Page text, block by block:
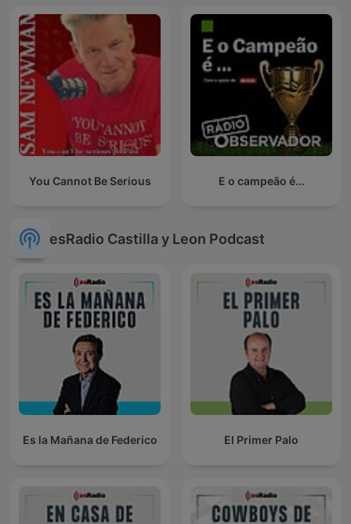
You Cannot Be Serious E o campeão é...
esRadio Castilla y Leon Podcast
Es la Mañana de Federico El Primer Palo